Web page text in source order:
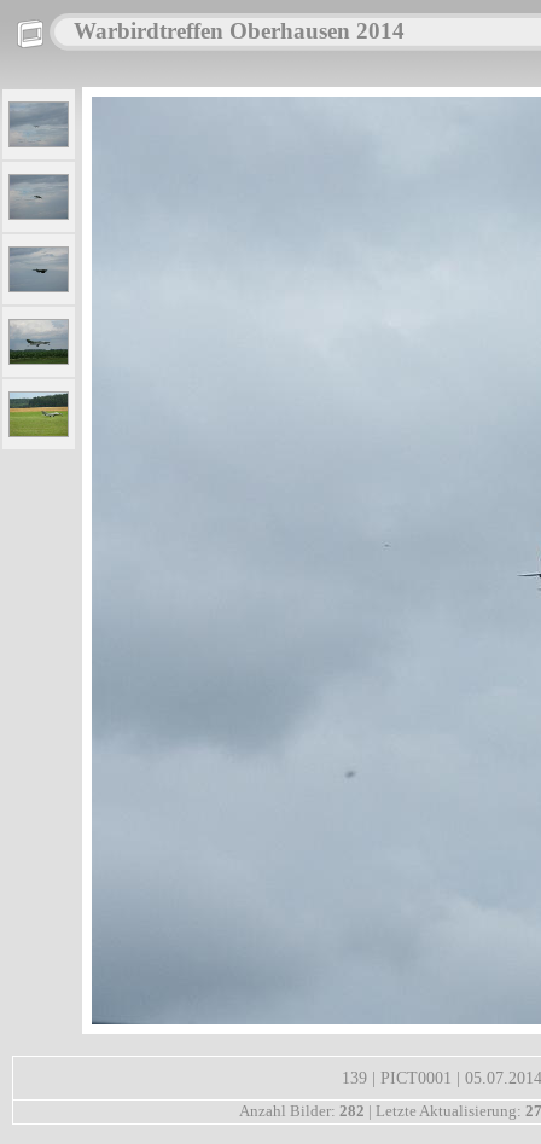
Warbirdtreffen Oberhausen 2014
139 | PICT0001 |
Anzahl Bilder: 282 | Letzte Aktualisierung: